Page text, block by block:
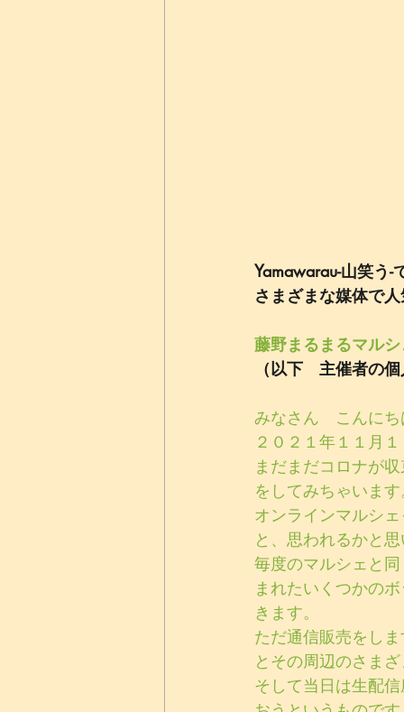
Yamawarau-山笑う-
さまざまな媒体で
藤野まるまるマル
（以下　主催者の
みなさん　こんに
２０２１年１１月
まだまだコロナが
をしてみちゃいま
オンラインマルシ
と、思われるかと
毎度のマルシェと
まれたいくつかの
きます。
ただ通信販売をし
とその周辺のさま
そして当日は生配